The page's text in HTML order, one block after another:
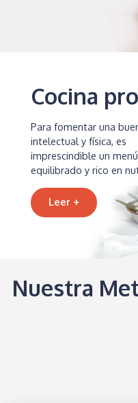
Cocina
Para fomentar una
intelectual y física, es
imprescindible un menú
equilibrado y rico en
Leer +
Nuestra